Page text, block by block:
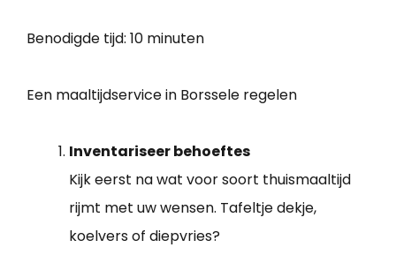
Benodigde tijd: 10 minuten
Een maaltijdservice in Borssele regelen
Inventariseer behoeftes
Kijk eerst na wat voor soort thuismaaltijd
rijmt met uw wensen. Tafeltje dekje,
koelvers of diepvries?